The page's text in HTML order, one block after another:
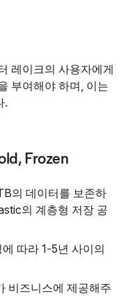
레이크의 사용자에게
부여해야 하며, 이는
.
Frozen
의 데이터를 보존하
의 계층형 저장 공
따라 1-5년 사이의
비즈니스에 제공해주